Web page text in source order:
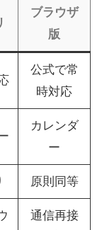
ブラウザ
版
公式で常
時対応
カレンダ
ー
原則同等
通信再接